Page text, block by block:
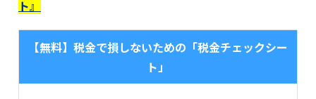
ト』
【無料】税金で損しないための「税金チェックシー
ト」